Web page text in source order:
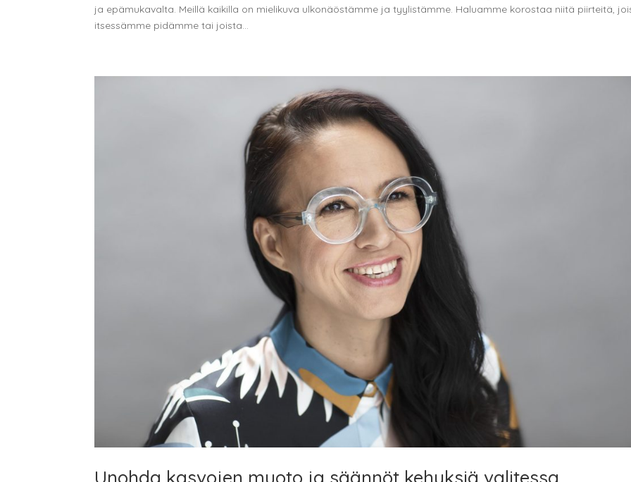
ja epämukavalta. Meillä kaikilla on mielikuva ulkonäöstämme ja tyylistämme. Haluamme korostaa niitä piirteitä,
itsessämme pidämme tai joista...